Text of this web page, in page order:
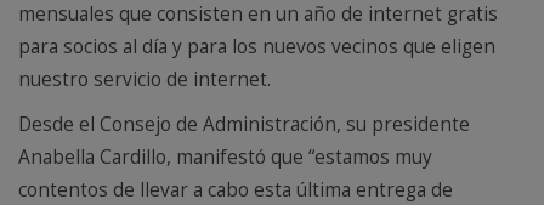
mensuales que consisten en un año de internet gratis
para socios al día y para los nuevos vecinos que eligen
nuestro servicio de internet.
Desde el Consejo de Administración, su presidente
Anabella Cardillo, manifestó que “estamos muy
contentos de llevar a cabo esta última entrega de